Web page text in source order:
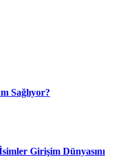
Sağlıyor?
Girişim Dünyasını